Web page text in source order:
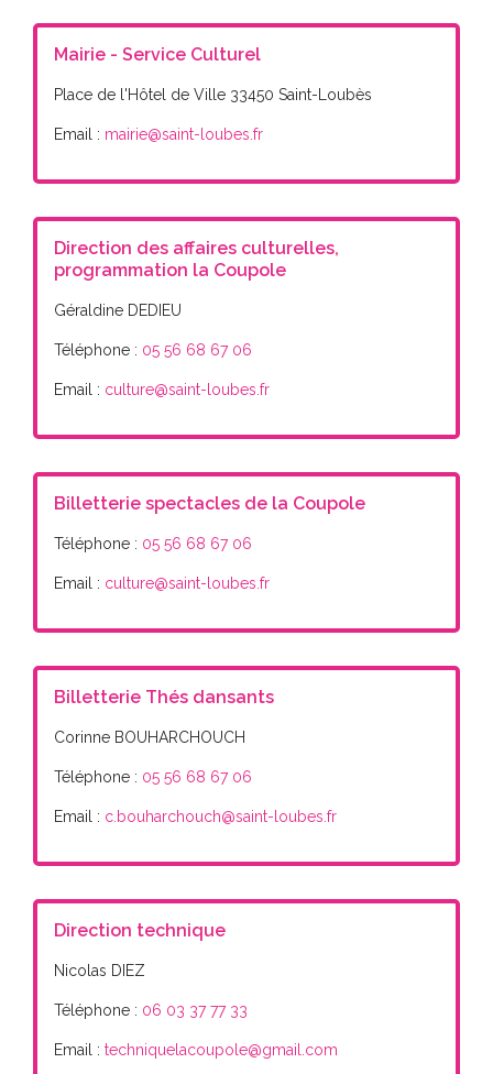
Mairie - Service Culturel
Place de l'Hôtel de Ville 33450 Saint-Loubès
Email : mairie@saint-loubes.fr
Direction des affaires culturelles,
programmation la Coupole
Géraldine DEDIEU
Téléphone : 05 56 68 67 06
Email : culture@saint-loubes.fr
Billetterie spectacles de la Coupole
Téléphone : 05 56 68 67 06
Email : culture@saint-loubes.fr
Billetterie Thés dansants
Corinne BOUHARCHOUCH
Téléphone : 05 56 68 67 06
Email : c.bouharchouch@saint-loubes.fr
Direction technique
Nicolas DIEZ
Téléphone : 06 03 37 77 33
Email : techniquelacoupole@gmail.com